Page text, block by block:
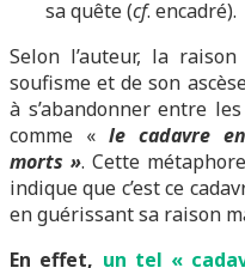
sa quête (cf. encadré).
Selon l’auteur, la
soufisme et de son
à s’abandonner entre
comme «le cadavre
morts ». Cette
indique que c’est ce
en guérissant sa raison
En effet, un tel «